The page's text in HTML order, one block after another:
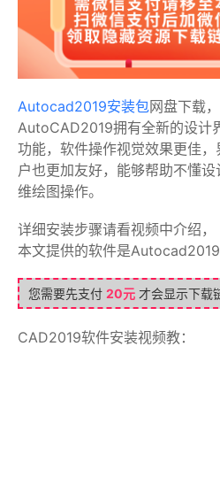
Autocad2019安装包网盘下载
AutoCAD2019拥有全新的设计
功能，软件操作视觉效果更佳
户也更加友好，能够帮助不懂
维绘图操作。
详细安装步骤请看视频中介绍，
本文提供的软件是Autocad2019
您需要先支付 20元 才会显示下载
CAD2019软件安装视频教：